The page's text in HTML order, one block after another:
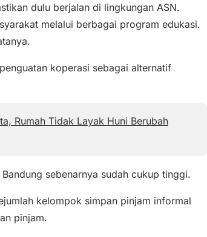
dulu berjalan di lingkungan ASN.
melalui berbagai program edukasi.
koperasi sebagai alternatif
Rumah Tidak Layak Huni Berubah
sebenarnya sudah cukup tinggi.
kelompok simpan pinjam informal
pinjam.